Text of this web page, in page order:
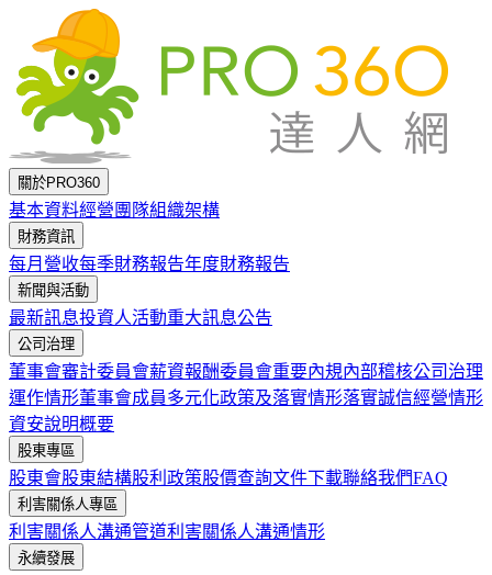
跳到主要內容
關於PRO360
基本資料經營團隊組織架構
財務資訊
每月營收每季財務報告年度財務報告
新聞與活動
最新訊息投資人活動重大訊息公告
公司治理
董事會審計委員會薪資報酬委員會重要內規內部稽核公司治理
運作情形董事會成員多元化政策及落實情形落實誠信經營情形
資安說明概要
股東專區
股東會股東結構股利政策股價查詢文件下載聯絡我們FAQ
利害關係人專區
利害關係人溝通管道利害關係人溝通情形
永續發展